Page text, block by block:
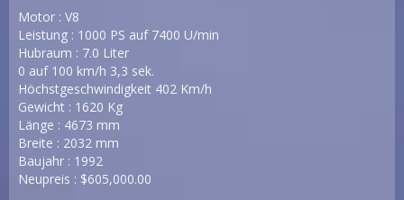
Motor : V8
Leistung : 1000 PS auf 7400 U/min
Hubraum : 7.0 Liter
0 auf 100 km/h 3,3 sek.
Höchstgeschwindigkeit 402 Km/h
Gewicht : 1620 Kg
Länge : 4673 mm
Breite : 2032 mm
Baujahr : 1992
Neupreis : $605,000.00